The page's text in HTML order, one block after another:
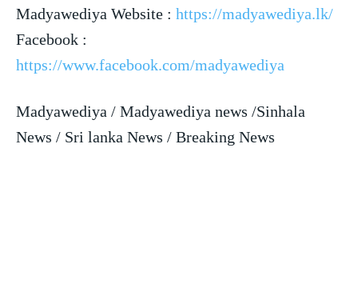
Madyawediya Website : https://madyawediya.lk/
Facebook :
https://www.facebook.com/madyawediya
Madyawediya / Madyawediya news /Sinhala
News / Sri lanka News / Breaking News